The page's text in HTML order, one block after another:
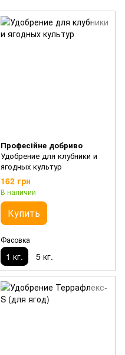
Професійне добриво
Удобрение для клубники и
ягодных культур
162 грн
В наличии
Купить
Фасовка
1 кг. 5 кг.